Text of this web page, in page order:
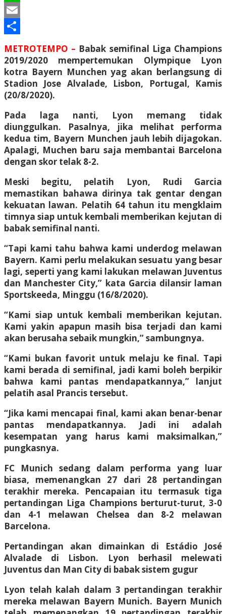
Line
Email
METROTEMPO – Babak semifinal Liga Champions
2019/2020 mempertemukan Olympique Lyon
kotra Bayern Munchen yag akan berlangsung di
Stadion Jose Alvalade, Lisbon, Portugal, Kamis
(20/8/2020).
Pada laga nanti, Lyon memang tidak
diunggulkan. Pasalnya, jika melihat performa
kedua tim, Bayern Munchen jauh lebih dijagokan.
Apalagi, Muchen baru saja membantai Barcelona
dengan skor telak 8-2.
Meski begitu, pelatih Lyon, Rudi Garcia
memastikan bahawa dirinya tak gentar dengan
kekuatan lawan. Pelatih 64 tahun itu mengklaim
timnya siap untuk kembali memberikan kejutan di
babak semifinal nanti.
“Tapi kami tahu bahwa kami underdog melawan
Bayern. Kami perlu melakukan sesuatu yang besar
lagi, seperti yang kami lakukan melawan Juventus
dan Manchester City,” kata Garcia dilansir laman
Sportskeeda, Minggu (16/8/2020).
“Kami siap untuk kembali memberikan kejutan.
Kami yakin apapun masih bisa terjadi dan kami
akan berusaha sebaik mungkin,” sambungnya.
“Kami bukan favorit untuk melaju ke final. Tapi
kami berada di semifinal, jadi kami boleh berpikir
bahwa kami pantas mendapatkannya,” lanjut
pelatih asal Prancis tersebut.
“Jika kami mencapai final, kami akan benar-benar
pantas mendapatkannya. Jadi ini adalah
kesempatan yang harus kami maksimalkan,”
pungkasnya.
FC Munich sedang dalam performa yang luar
biasa, memenangkan 27 dari 28 pertandingan
terakhir mereka. Pencapaian itu termasuk tiga
pertandingan Liga Champions berturut-turut, 3-0
dan 4-1 melawan Chelsea dan 8-2 melawan
Barcelona.
Pertandingan akan dimainkan di Estádio José
Alvalade di Lisbon. Lyon berhasil melewati
Juventus dan Man City di babak sistem gugur
Lyon telah kalah dalam 3 pertandingan terakhir
mereka melawan Bayern Munich. Bayern Munich